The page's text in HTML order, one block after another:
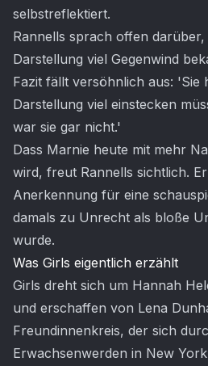
selbstreflektiert.
Rannells sprach offen darüber,
Darstellung viel Gegenwind
Fazit fällt versöhnlich aus: 'Sie
Darstellung viel einstecken
war sie gar nicht.'
Dass Marnie heute mit mehr
wird, freut Rannells sichtlich.
Anerkennung für eine
damals zu Unrecht als bloße
wurde.
Was Girls eigentlich erzählt
Girls dreht sich um Hannah
und erschaffen von Lena
Freundinnenkreis, der sich
Erwachsenwerden in New